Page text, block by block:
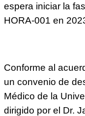
espera iniciar la
HORA-001 en
Conforme al
un convenio de
Médico de la
dirigido por el Dr.